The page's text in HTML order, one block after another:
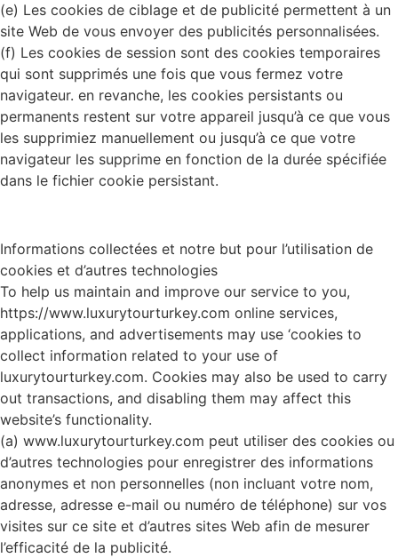
(e) Les cookies de ciblage et de publicité permettent à un
site Web de vous envoyer des publicités personnalisées.
(f) Les cookies de session sont des cookies temporaires
qui sont supprimés une fois que vous fermez votre
navigateur. en revanche, les cookies persistants ou
permanents restent sur votre appareil jusqu’à ce que vous
les supprimiez manuellement ou jusqu’à ce que votre
navigateur les supprime en fonction de la durée spécifiée
dans le fichier cookie persistant.
Informations collectées et notre but pour l’utilisation de
cookies et d’autres technologies
To help us maintain and improve our service to you,
https://www.luxurytourturkey.com online services,
applications, and advertisements may use ‘cookies to
collect information related to your use of
luxurytourturkey.com. Cookies may also be used to carry
out transactions, and disabling them may affect this
website’s functionality.
(a) www.luxurytourturkey.com peut utiliser des cookies ou
d’autres technologies pour enregistrer des informations
anonymes et non personnelles (non incluant votre nom,
adresse, adresse e-mail ou numéro de téléphone) sur vos
visites sur ce site et d’autres sites Web afin de mesurer
l’efficacité de la publicité.